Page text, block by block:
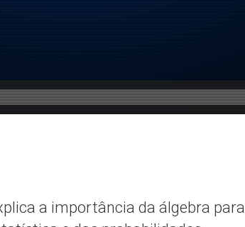
a importância da álgebra